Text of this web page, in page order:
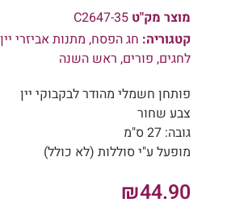
מוצר מק"טC2647-35
קטגוריה:חג הפסח,מתנות אביזרי יין
לחגים,פורים,ראש השנה
פותחן חשמלי מהודר לבקבוקי יין
צבע שחור
גובה: 27 ס"מ
מופעל ע"י סוללות (לא כולל)
₪44.90